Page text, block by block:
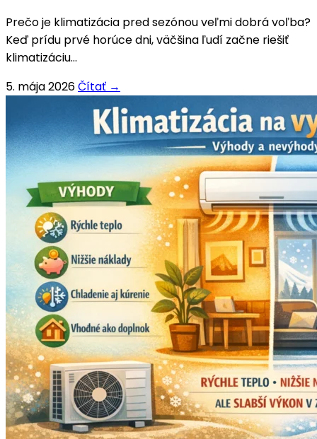
Prečo je klimatizácia pred sezónou veľmi dobrá voľba?
Keď prídu prvé horúce dni, väčšina ľudí začne riešiť
klimatizáciu...
5. mája 2026Čítať →